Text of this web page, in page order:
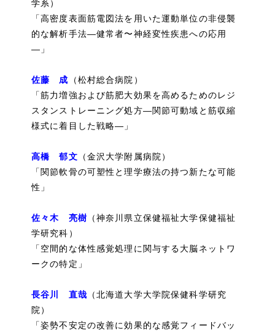
学系）
「高密度表面筋電図法を用いた運動単位の非侵襲
的な解析手法―健常者〜神経変性疾患への応用
―」
佐藤 成 （松村総合病院）
「筋力増強および筋肥大効果を高めるためのレジ
スタンストレーニング処方―関節可動域と筋収縮
様式に着目した戦略―」
高橋 郁文 （金沢大学附属病院）
「関節軟骨の可塑性と理学療法の持つ新たな可能
性」
佐々木 亮樹 （神奈川県立保健福祉大学保健福祉
学研究科）
「空間的な体性感覚処理に関与する大脳ネットワ
ークの特定」
長谷川 直哉 （北海道大学大学院保健科学研究
院）
「姿勢不安定の改善に効果的な感覚フィードバッ